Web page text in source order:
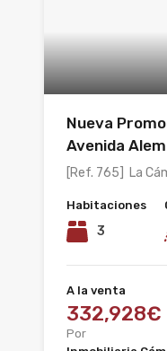
Nueva
Avenida
[Ref. 765] La
Habitaciones
3
A la venta
332,928€
Por